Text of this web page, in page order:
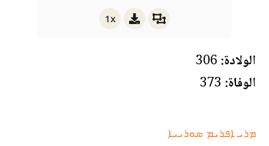
1x
الولادة:
الوفاة:
ܡܪܝ ܐܦܪܝܡ ܣܘܪܝܝܐ